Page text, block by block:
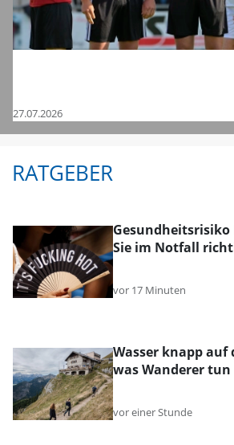
27.07.2026
RATGEBER
Gesundheitsrisiko
Sie im Notfall
vor 17 Minuten
Wasser knapp auf
was Wanderer
vor einer Stunde